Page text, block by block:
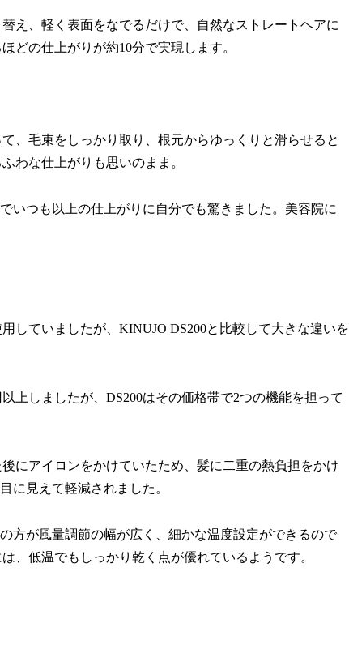
え、軽く表面をなでるだけで、自然なストレートヘアに
どの仕上がりが約10分で実現します。
、毛束をしっかり取り、根元からゆっくりと滑らせると
わな仕上がりも思いのまま。
いつも以上の仕上がりに自分でも驚きました。美容院に
していましたが、KINUJO DS200と比較して大きな違いを
上しましたが、DS200はその価格帯で2つの機能を担って
にアイロンをかけていたため、髪に二重の熱負担をかけ
に見えて軽減されました。
方が風量調節の幅が広く、細かな温度設定ができるので
、低温でもしっかり乾く点が優れているようです。